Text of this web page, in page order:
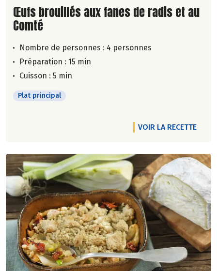
Lire la suite de la recette
Œufs brouillés aux fanes de radis et au
Comté
Nombre de personnes : 4 personnes
Préparation : 15 min
Cuisson : 5 min
Plat principal
VOIR LA RECETTE